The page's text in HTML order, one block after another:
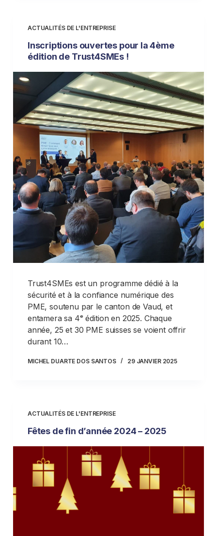
ACTUALITÉS DE L'ENTREPRISE
Inscriptions ouvertes pour la 4ème
édition de Trust4SMEs !
Trust4SMEs est un programme dédié à la
sécurité et à la confiance numérique des
PME, soutenu par le canton de Vaud, et
entamera sa 4ᵉ édition en 2025. Chaque
année, 25 et 30 PME suisses se voient offrir
durant 10…
MICHEL DUARTE DOS SANTOS 29 JANVIER 2025
ACTUALITÉS DE L'ENTREPRISE
Fêtes de fin d’année 2024 – 2025